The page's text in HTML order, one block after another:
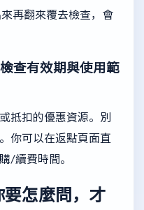
再翻來覆去檢查，會
查有效期與使用範
抵扣的優惠資源。別
你可以在返點頁面直
/續費時間。
要怎麼問，才